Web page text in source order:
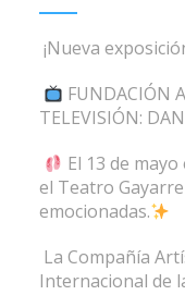
¡Nueva
FUNDACIÓN
TELEVISIÓN:
El 13 de
el Teatro
emocionadas.
La Compañía
Internacional de